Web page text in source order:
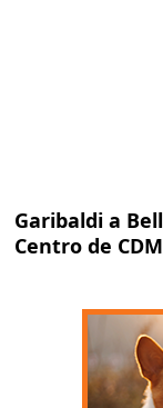
Garibaldi a
Centro de